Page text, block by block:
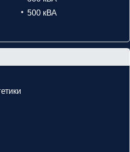
500 кВА